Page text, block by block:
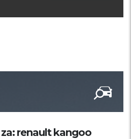
renault kangoo